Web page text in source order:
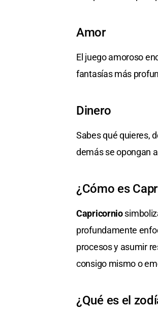
Amor
El juego amoroso
fantasías más
Dinero
Sabes qué quieres,
demás se opongan
¿Cómo es
Capricornio
profundamente
procesos y asumir
consigo mismo o
¿Qué es el